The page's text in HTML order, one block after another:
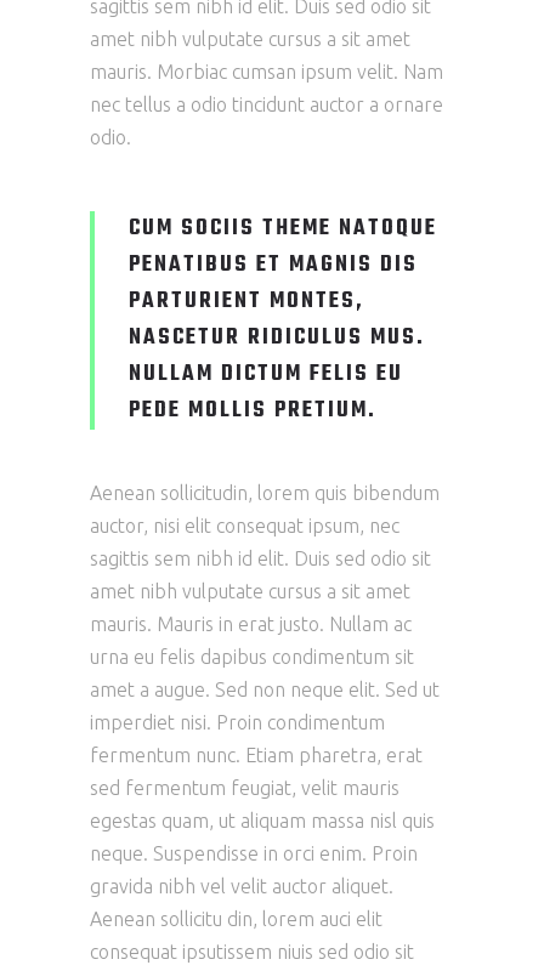
sagittis sem nibh id elit. Duis sed odio sit
amet nibh vulputate cursus a sit amet
mauris. Morbiac cumsan ipsum velit. Nam
nec tellus a odio tincidunt auctor a ornare
odio.
CUM SOCIIS THEME NATOQUE
PENATIBUS ET MAGNIS DIS
PARTURIENT MONTES,
NASCETUR RIDICULUS MUS.
NULLAM DICTUM FELIS EU
PEDE MOLLIS PRETIUM.
Aenean sollicitudin, lorem quis bibendum
auctor, nisi elit consequat ipsum, nec
sagittis sem nibh id elit. Duis sed odio sit
amet nibh vulputate cursus a sit amet
mauris. Mauris in erat justo. Nullam ac
urna eu felis dapibus condimentum sit
amet a augue. Sed non neque elit. Sed ut
imperdiet nisi. Proin condimentum
fermentum nunc. Etiam pharetra, erat
sed fermentum feugiat, velit mauris
egestas quam, ut aliquam massa nisl quis
neque. Suspendisse in orci enim. Proin
gravida nibh vel velit auctor aliquet.
Aenean sollicitu din, lorem auci elit
consequat ipsutissem niuis sed odio sit